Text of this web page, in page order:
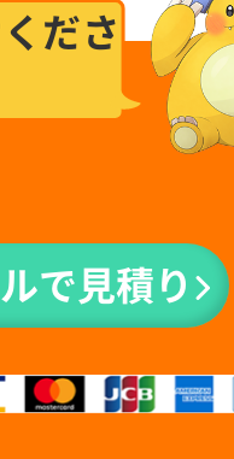
ださ
で見積り